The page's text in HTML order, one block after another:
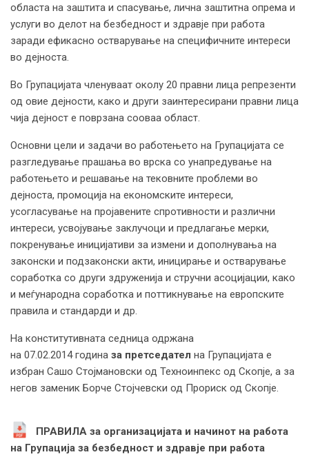
областа на заштита и спасување, лична заштитна опрема и
услуги во делот на безбедност и здравје при работа
заради ефикасно остварување на специфичните интереси
во дејноста.
Во Групацијата членуваат околу 20 правни лица репрезенти
од овие дејности, како и други заинтересирани правни лица
чија дејност е поврзана сооваа област.
Основни цели и задачи во работењето на Групацијата се
разгледување прашања во врска со унапредување на
работењето и решавање на тековните проблеми во
дејноста, промоција на економските интереси,
усогласување на пројавените спротивности и различни
интереси, усвојување заклучоци и предлагање мерки,
покренување иницијативи за измени и дополнувања на
законски и подзаконски акти, иницирање и остварување
соработка со други здруженија и стручни асоцијации, како
и меѓународна соработка и поттикнување на европските
правила и стандарди и др.
На конститутивната седница одржана
на 07.02.2014 година за претседател на Групацијата е
избран Сашо Стојмановски од Техноинпекс од Скопје, а за
негов заменик Борче Стојчевски од Прориск од Скопје.
ПРАВИЛА за организацијата и начинот на работа
на Групација за безбедност и здравје при работа